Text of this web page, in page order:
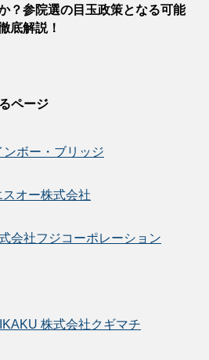
？参院選の目玉政策となる可能
底解説！
ページ
ボー・ブリッジ
オー株式会社
会社フジコーポレーション
株式会社クギマチ